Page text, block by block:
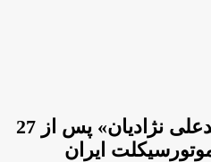
خداحافظی «دکتر محمدعلی نژادیان» پس از 27
ایران